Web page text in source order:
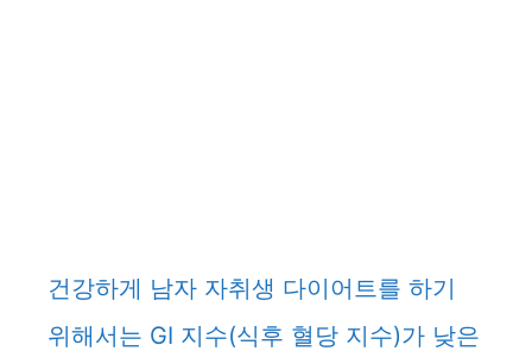
건강하게 남자 자취생 다이어트를 하기
위해서는 GI 지수(식후 혈당 지수)가 낮은